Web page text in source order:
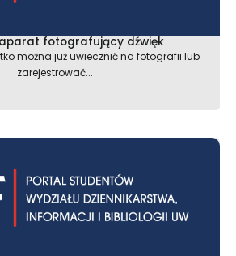
aparat fotografujący dźwięk
można już uwiecznić na fotografii lub
zarejestrować...